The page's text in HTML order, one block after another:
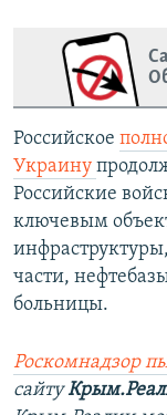
Российское
Украину
Российские
ключевым
части,
больницы.
Роскомнадзор
сайту